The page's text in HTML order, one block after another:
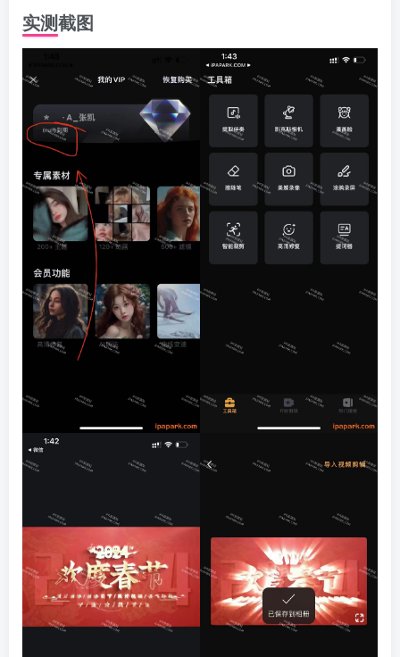
实测截图